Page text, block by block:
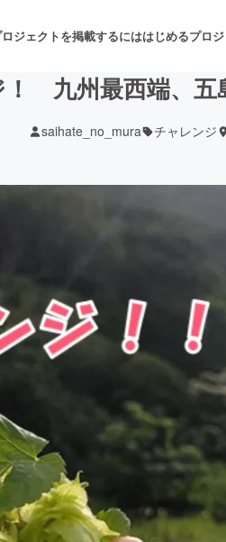
ジェクトを掲載するにははじめるプロ
サービス開発
誌出版 ア
ビ
CAMPFIRE for Social Good
CAMPFIREふるさと納税
machi-ya
！ 九州最西端、
saihate_no_mura チャレンジ